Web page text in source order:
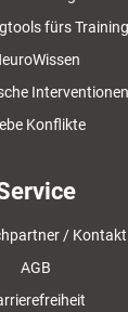
fürs Training
Interventionen
Konflikte
/ Kontakt
AGB